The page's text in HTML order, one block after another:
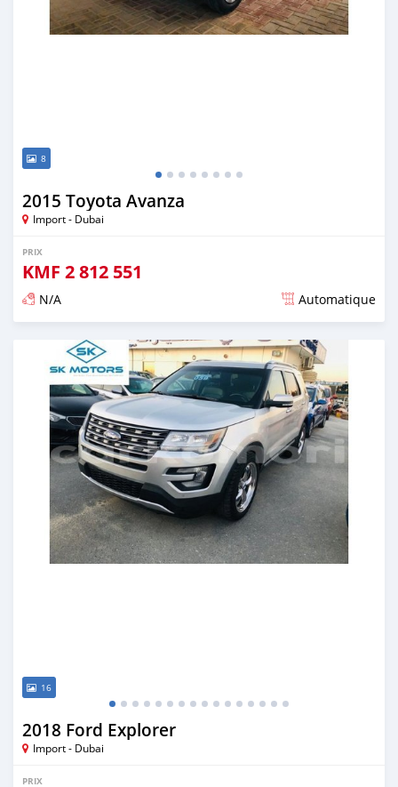
8
2015 Toyota Avanza
Import - Dubai
PRIX
KMF 2 812 551
N/A Automatique
Publié il y a presque 6 ans
16
2018 Ford Explorer
Import - Dubai
PRIX